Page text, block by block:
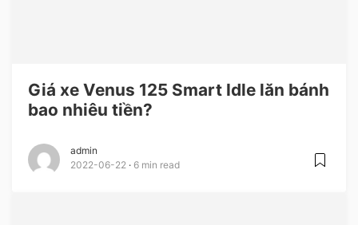
Giá xe Venus 125 Smart Idle lăn bánh
bao nhiêu tiền?
admin
2022-06-22
6 min read